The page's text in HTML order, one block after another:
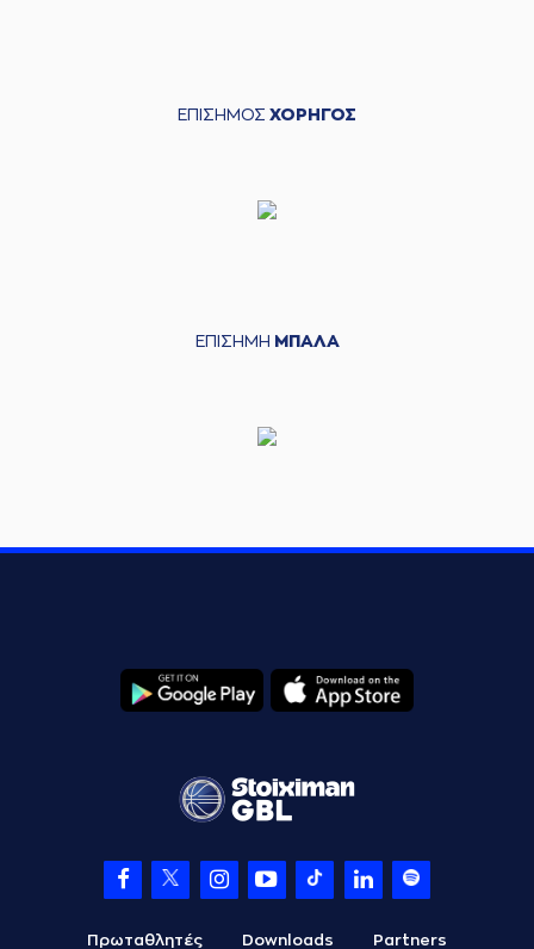
ΕΠΙΣΗΜΟΣ ΧΟΡΗΓΟΣ
ΕΠΙΣΗΜΗ ΜΠΑΛΑ
Πρωταθλητές Downloads Partners